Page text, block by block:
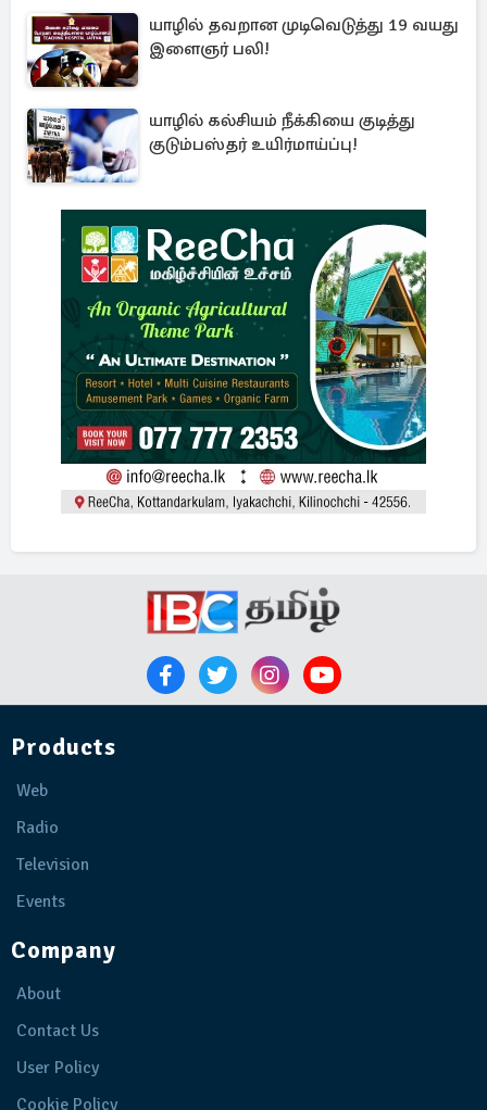
யாழில் தவறான முடிவெடுத்து 19 வயது
இளைஞர் பலி!
யாழில் கல்சியம் நீக்கியை குடித்து
குடும்பஸ்தர் உயிர்மாய்ப்பு!
Products
Web
Radio
Television
Events
Company
About
Contact Us
User Policy
Cookie Policy